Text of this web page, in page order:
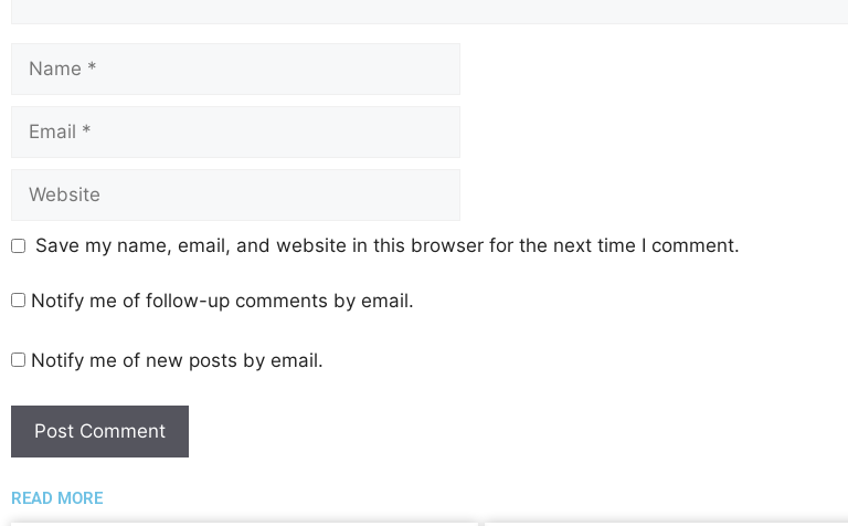
Save my name, email, and website in this browser for the next time I comment.
Notify me of follow-up comments by email.
Notify me of new posts by email.
READ MORE